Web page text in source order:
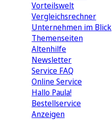
Vorteilswelt
Vergleichsrechner
Unternehmen im Blick
Themenseiten
Altenhilfe
Newsletter
Service FAQ
Online Service
Hallo Paula!
Bestellservice
Anzeigen